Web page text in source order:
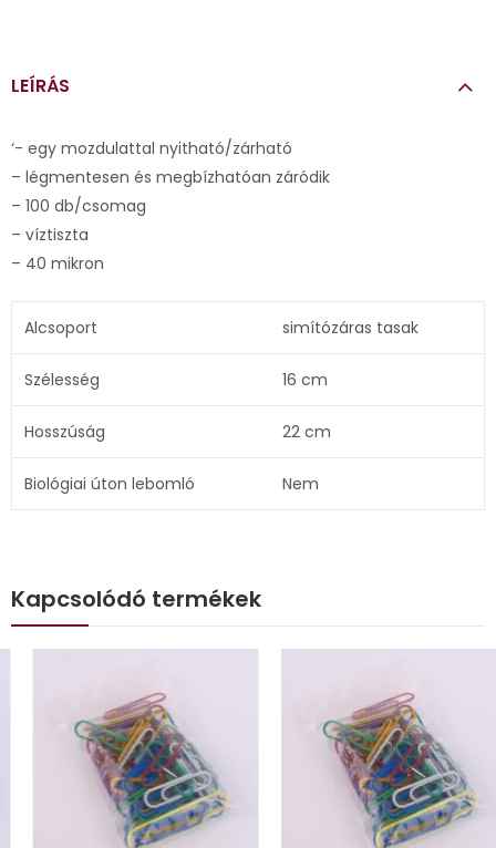
LEÍRÁS
‘- egy mozdulattal nyitható/zárható
– légmentesen és megbízhatóan záródik
– 100 db/csomag
– víztiszta
– 40 mikron
Alcsoport simítózáras tasak
Szélesség 16 cm
Hosszúság 22 cm
Biológiai úton lebomló Nem
Kapcsolódó termékek